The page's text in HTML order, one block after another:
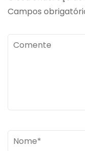
Campos
Comente
Name*